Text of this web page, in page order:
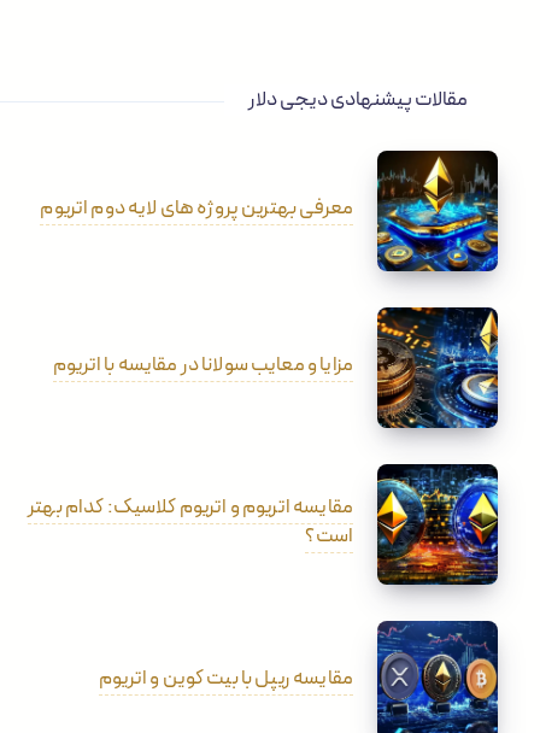
مقالات پیشنهادی دیجی دلار
معرفی بهترین پروژه های لایه دوم اتریوم
مزایا و معایب سولانا در مقایسه با اتریوم
مقایسه اتریوم و اتریوم کلاسیک: کدام بهتر
است؟
مقایسه ریپل با بیت کوین و اتریوم